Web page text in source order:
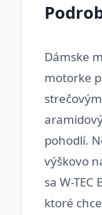
Dámske
motorke
pohodlí.
výškovo
sa W-TEC
ktoré